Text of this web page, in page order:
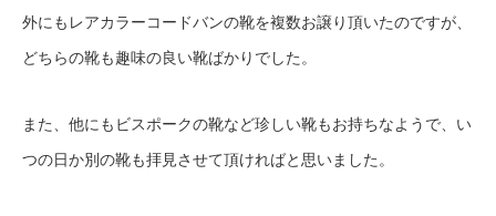
外にもレアカラーコードバンの靴を複数お譲り頂いたのですが、
どちらの靴も趣味の良い靴ばかりでした。
また、他にもビスポークの靴など珍しい靴もお持ちなようで、い
つの日か別の靴も拝見させて頂ければと思いました。